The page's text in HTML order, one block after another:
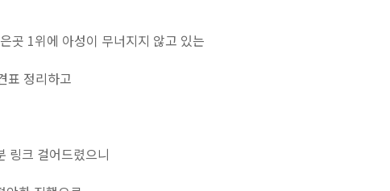
곳 1위에 아성이 무너지지 않고 있는
표 정리하고
링크 걸어드렸으니